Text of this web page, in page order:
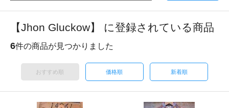
【Jhon Gluckow】 に登録されている商品
6件の商品が見つかりました
おすすめ順 価格順 新着順